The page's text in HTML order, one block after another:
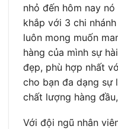
nhỏ đến hôm nay
khắp với 3 chi
luôn mong muốn
hàng của mình sự
đẹp, phù hợp nhất
cho bạn đa dạng sự
chất lượng hàng
Với đội ngũ nhân